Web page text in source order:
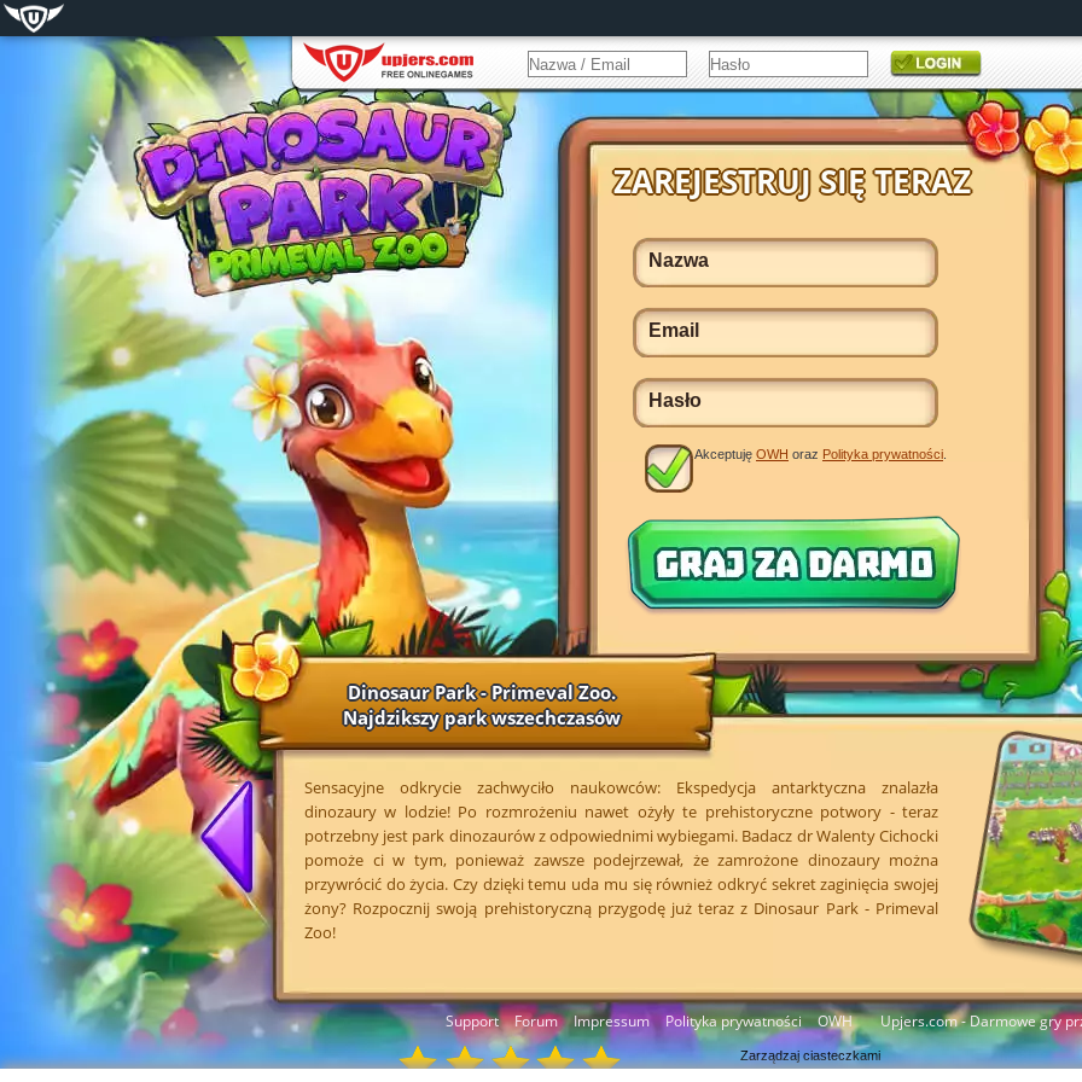
Support Forum Impressum Polityka prywatności OWH Upjers.com - Darmowe gry
Zarządzaj ciasteczkami
Dinosaur Park - Primeval Zoo.
Najdzikszy park wszechczasów
Sensacyjne odkrycie zachwyciło naukowców: Ekspedycja antarktyczna znalazła
dinozaury w lodzie! Po rozmrożeniu nawet ożyły te prehistoryczne potwory - teraz
potrzebny jest park dinozaurów z odpowiednimi wybiegami. Badacz dr Walenty Cichocki
pomoże ci w tym, ponieważ zawsze podejrzewał, że zamrożone dinozaury można
przywrócić do życia. Czy dzięki temu uda mu się również odkryć sekret zaginięcia swojej
żony? Rozpocznij swoją prehistoryczną przygodę już teraz z Dinosaur Park - Primeval
Zoo!
Akceptuję OWH oraz Polityka prywatności